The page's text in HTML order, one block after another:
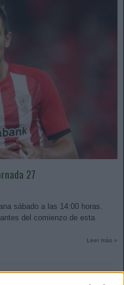
27
sábado a las 14:00 horas.
del comienzo de esta
Leer más »